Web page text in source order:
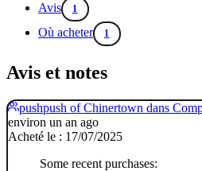
Avis 1
Où acheter 1
Avis et notes
pushpush of Chinertown dans
environ un an ago
Acheté le : 17/07/2025
Some recent purchases: